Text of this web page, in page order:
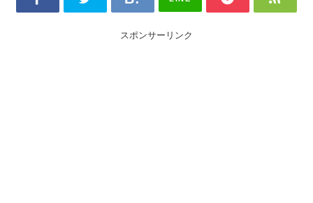
スポンサーリンク